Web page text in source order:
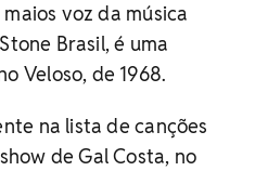
voz da música
Brasil, é uma
Veloso, de 1968.
na lista de canções
de Gal Costa, no